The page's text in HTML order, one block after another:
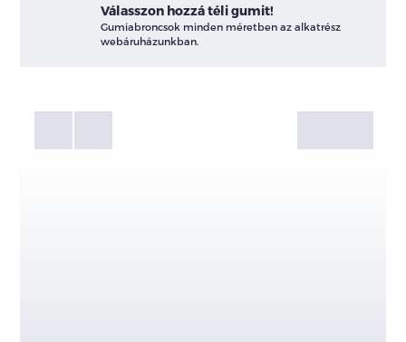
Válasszon hozzá téli gumit!
Gumiabroncsok minden méretben az alkatrész
webáruházunkban.
Galéria